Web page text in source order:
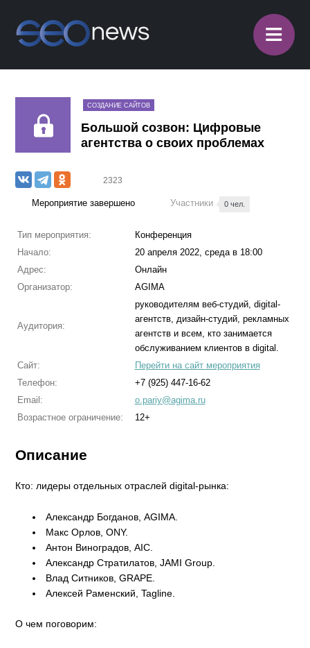
≡
СОЗДАНИЕ САЙТОВ
Большой созвон: Цифровые
агентства о своих проблемах
2323
Мероприятие завершено Участники 0 чел.
Тип мероприятия:
Конференция
Начало:
20 апреля 2022, среда в 18:00
Адрес:
Онлайн
Организатор:
AGIMA
Аудитория:
руководителям веб-студий, digital-
агентств, дизайн-студий, рекламных
агентств и всем, кто занимается
обслуживанием клиентов в digital.
Сайт:
Перейти на сайт мероприятия
Телефон:
+7 (925) 447-16-62
Email:
o.pariy@agima.ru
Возрастное ограничение:
12+
Описание
Кто: лидеры отдельных отраслей digital-рынка:
Александр Богданов, AGIMA.
Макс Орлов, ONY.
Антон Виноградов, AIC.
Александр Стратилатов, JAMI Group.
Влад Ситников, GRAPE.
Алексей Раменский, Tagline.
О чем поговорим: